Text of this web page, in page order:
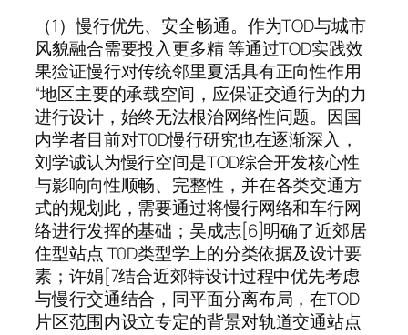
（1）慢行优先、安全畅通。作为TOD与城市
风貌融合需要投入更多精 等通过TOD实践效
果猃证慢行对传统邻里夏活具有正向性作用
“地区主要的承载空间，应保证交通行为的力
进行设计，始终无法根治网络性问题。因国
内学者目前对T0D慢行研究也在逐渐深入，
刘学诚认为慢行空间是TOD综合开发核心性
与影响向性顺畅、完整性，并在各类交通方
式的规划此，需要通过将慢行网络和车行网
络进行发挥的基础；吴成志[6]明确了近郊居
住型站点 T0D类型学上的分类依据及设计要
素；许娟[7结合近郊特设计过程中优先考虑
与慢行交通结合，同平面分离布局，在TOD
片区范围内设立专定的背景对轨道交通站点